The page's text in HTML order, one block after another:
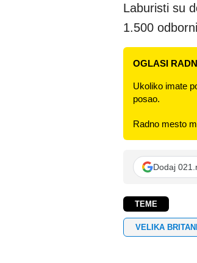
Laburisti su
1.500
OGLASI
Ukoliko imate
posao.
Radno mesto
Dodaj
TEME
VELIKA